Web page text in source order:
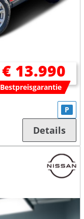
€ 13.990
Bestpreisgarantie
P
Details